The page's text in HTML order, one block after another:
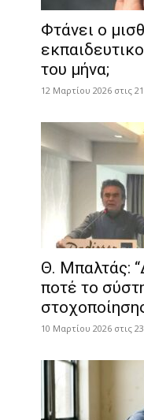
Φτάνει ο
του μήνα;
12 Μαρτίου 2026 στις
Θ. Μπαλτάς:
ποτέ το
10 Μαρτίου 2026 στις